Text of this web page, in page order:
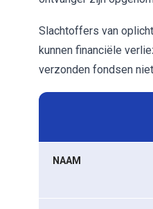
Slachtoffers van
kunnen financiële
verzonden fondsen
NAAM